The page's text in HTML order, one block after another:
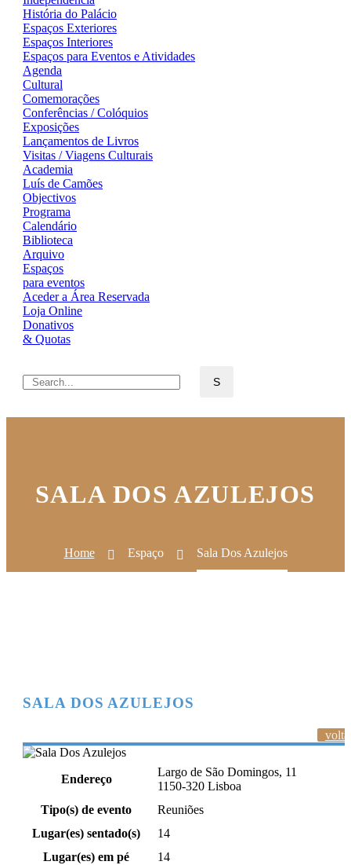
História do Palácio
Espaços Exteriores
Espaços Interiores
Espaços para Eventos e Atividades
Agenda
Cultural
Comemorações
Conferências / Colóquios
Exposições
Lançamentos de Livros
Visitas / Viagens Culturais
Academia
Luís de Camões
Objectivos
Programa
Calendário
Biblioteca
Arquivo
Espaços
para eventos
Aceder a Área Reservada
Loja Online
Donativos
& Quotas
SALA DOS AZULEJOS
Home Espaço Sala Dos Azulejos
SALA DOS AZULEJOS
Endereço
Largo de São Domingos, 11
1150-320 Lisboa
Tipo(s) de evento
Reuniões
Lugar(es) sentado(s)
14
Lugar(es) em pé
14